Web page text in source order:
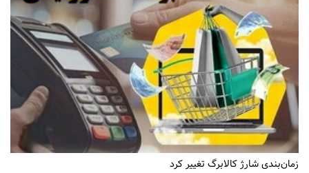
زمان‌بندی شارژ کالابرگ تغییر کرد